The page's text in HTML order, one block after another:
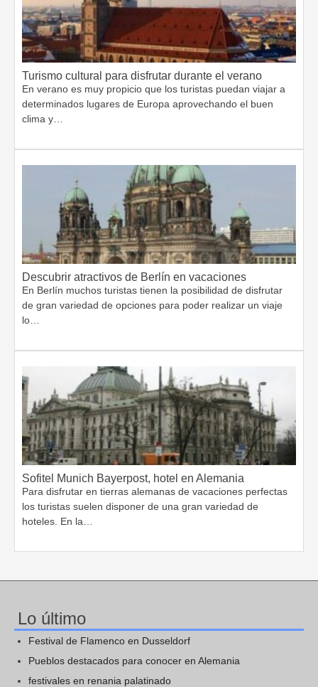
Turismo cultural para disfrutar durante el verano
En verano es muy propicio que los turistas puedan viajar a
determinados lugares de Europa aprovechando el buen
clima y…
Descubrir atractivos de Berlín en vacaciones
En Berlín muchos turistas tienen la posibilidad de disfrutar
de gran variedad de opciones para poder realizar un viaje
lo…
Sofitel Munich Bayerpost, hotel en Alemania
Para disfrutar en tierras alemanas de vacaciones perfectas
los turistas suelen disponer de una gran variedad de
hoteles. En la…
Lo último
Festival de Flamenco en Dusseldorf
Pueblos destacados para conocer en Alemania
festivales en renania palatinado